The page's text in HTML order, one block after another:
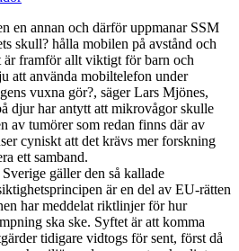
en annan och därför uppmanar SSM
skull? hålla mobilen på avstånd och
är framför allt viktigt för barn och
att använda mobiltelefon under
vuxna gör?, säger Lars Mjönes,
djur har antytt att mikrovågor skulle
av tumörer som redan finns där av
cyniskt att det krävs mer forskning
ett samband.
gäller den så kallade
är en del av EU-rätten
har meddelat riktlinjer för hur
ska ske. Syftet är att komma
tidigare vidtogs för sent, först då